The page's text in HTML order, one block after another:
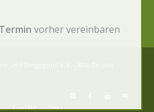
und Umgegend e.V. - Alle Rechte
Kontakt links
vorher vereinbaren